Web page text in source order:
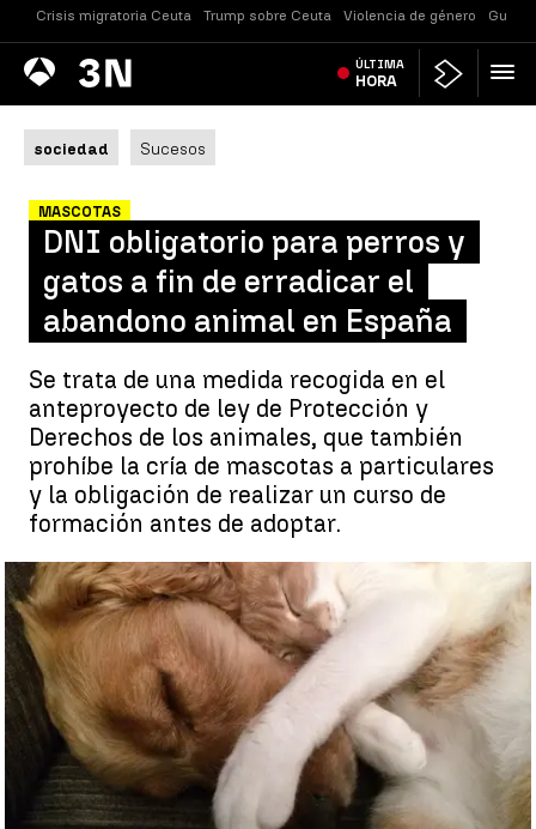
Crisis migratoria Ceuta Trump sobre Ceuta Violencia de género
Antena
3 Noticias ÚLTIMA
HORA
sociedad Sucesos
MASCOTAS
DNI obligatorio para perros y
gatos a fin de erradicar el
abandono animal en España
Se trata de una medida recogida en el
anteproyecto de ley de Protección y
Derechos de los animales, que también
prohíbe la cría de mascotas a particulares
y la obligación de realizar un curso de
formación antes de adoptar.